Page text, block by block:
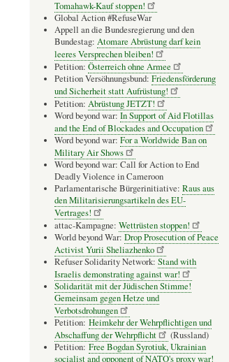
Tomahawk-Kauf stoppen!
Global Action #RefuseWar
Appell an die Bundesregierung und den
Bundestag: Atomare Abrüstung darf kein
leeres Versprechen bleiben!
Petition: Österreich ohne Armee
Petition Versöhnungsbund: Friedensförderung
und Sicherheit statt Aufrüstung!
Petition: Abrüstung JETZT!
Word beyond war: In Support of Aid Flotillas
and the End of Blockades and Occupation
Word beyond war: For a Worldwide Ban on
Military Air Shows
Word beyond war: Call for Action to End
Deadly Violence in Cameroon
Parlamentarische Bürgerinitiative: Raus aus
den Militarisierungsartikeln des EU-
Vertrages!
attac-Kampagne: Wettrüsten stoppen!
World beyond War: Drop Prosecution of Peace
Activist Yurii Sheliazhenko
Refuser Solidarity Network: Stand with
Israelis demonstrating against war!
Solidarität mit der Jüdischen Stimme!
Gemeinsam gegen Hetze und
Verbotsdrohungen
Petition: Heimkehr der Wehrpflichtigen und
Abschaffung der Wehrpflicht
(Russland)
Petition: Free Bogdan Syrotiuk, Ukrainian
socialist and opponent of NATO's proxy war!